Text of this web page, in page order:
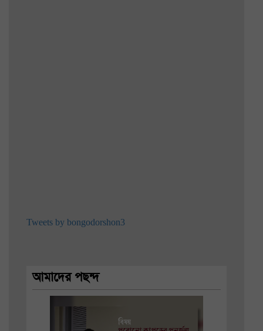
Tweets by bongodorshon3
আমাদের পছন্দ